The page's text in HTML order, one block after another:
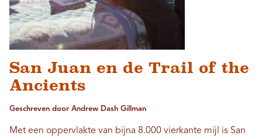
San Juan en de Trail of the
Ancients
Geschreven door Andrew Dash Gillman
Met een oppervlakte van bijna 8.000 vierkante mijl is San